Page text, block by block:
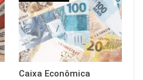
Caixa Econômica